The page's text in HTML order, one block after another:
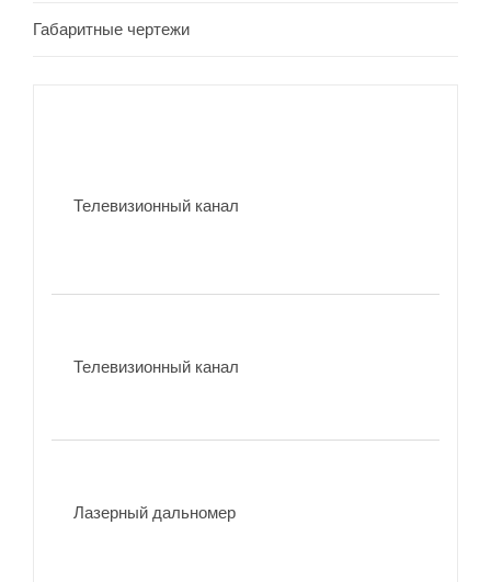
Габаритные чертежи
Телевизионный канал
Телевизионный канал
Лазерный дальномер